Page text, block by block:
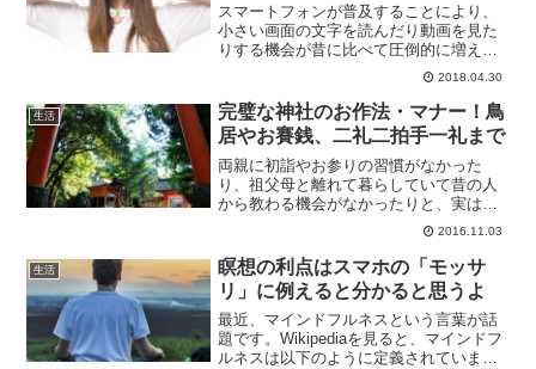
スマートフォンが普及することにより、
小さい画面の文字を読んだり動画を見た
りする機会が昔に比べて圧倒的に増えま
した。長時間スマホを使っていると「目
が疲れたな…。」と思うこともたくさん
あるはず。「目の疲れなんか休めば治る
し、放っておいて大丈夫」...
2018.04.30
生活
完璧な神社のお作法・マナー！鳥
居やお賽銭、二礼二拍手一礼まで
両親に初詣やお参りの習慣がなかった
り、祖父母と離れて暮らしていて昔の人
から教わる機会がなかったりと、実は神
社の正しい参拝の仕方を知らない人が多
い昨今。「いや別に神社とか行かない
し、知らなくても困ることないっしょ」
とお思いかもしれません。しか...
2016.11.03
生活
瞑想の利点はスマホの「モッサ
リ」に例えると分かると思うよ
最近、マインドフルネスという言葉が話
題です。Wikipediaを見ると、マインドフ
ルネスは以下のように定義されていま